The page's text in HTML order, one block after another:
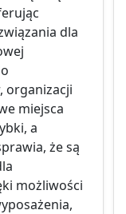
dla
organizacji
miejsca
a
że są
możliwości